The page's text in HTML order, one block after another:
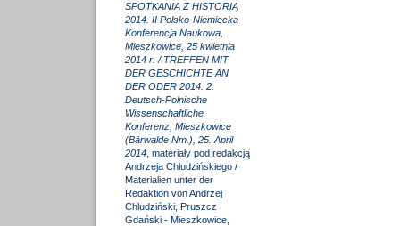
SPOTKANIA Z HISTORIĄ
2014. II Polsko-Niemiecka
Konferencja Naukowa,
Mieszkowice, 25 kwietnia
2014 r. / TREFFEN MIT
DER GESCHICHTE AN
DER ODER 2014. 2.
Deutsch-Polnische
Wissenschaftliche
Konferenz, Mieszkowice
(Bärwalde Nm.), 25. April
2014, materiały pod redakcją
Andrzeja Chludzińskiego /
Materialien unter der
Redaktion von Andrzej
Chludziński, Pruszcz
Gdański - Mieszkowice,